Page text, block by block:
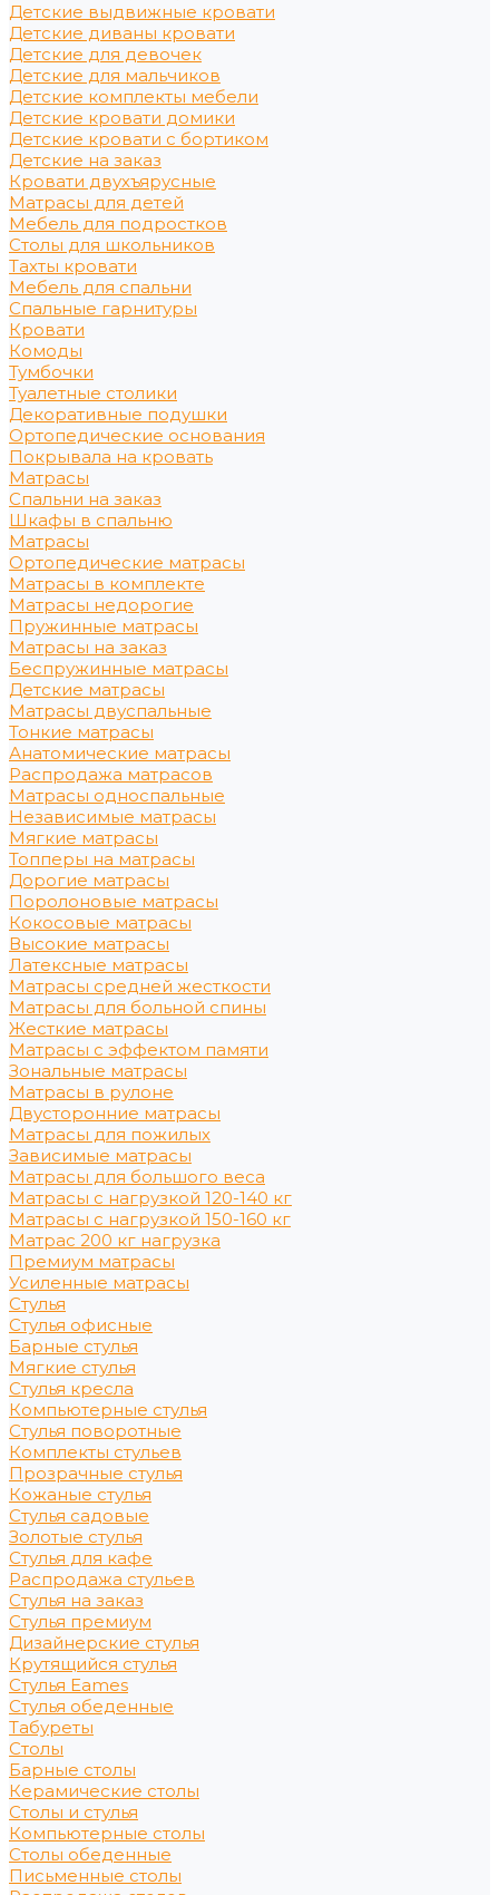
Детские выдвижные кровати
Детские диваны кровати
Детские для девочек
Детские для мальчиков
Детские комплекты мебели
Детские кровати домики
Детские кровати с бортиком
Детские на заказ
Кровати двухъярусные
Матрасы для детей
Мебель для подростков
Столы для школьников
Тахты кровати
Мебель для спальни
Спальные гарнитуры
Кровати
Комоды
Тумбочки
Туалетные столики
Декоративные подушки
Ортопедические основания
Покрывала на кровать
Матрасы
Спальни на заказ
Шкафы в спальню
Матрасы
Ортопедические матрасы
Матрасы в комплекте
Матрасы недорогие
Пружинные матрасы
Матрасы на заказ
Беспружинные матрасы
Детские матрасы
Матрасы двуспальные
Тонкие матрасы
Анатомические матрасы
Распродажа матрасов
Матрасы односпальные
Независимые матрасы
Мягкие матрасы
Топперы на матрасы
Дорогие матрасы
Поролоновые матрасы
Кокосовые матрасы
Высокие матрасы
Латексные матрасы
Матрасы средней жесткости
Матрасы для больной спины
Жесткие матрасы
Матрасы с эффектом памяти
Зональные матрасы
Матрасы в рулоне
Двусторонние матрасы
Матрасы для пожилых
Зависимые матрасы
Матрасы для большого веса
Матрасы с нагрузкой 120-140 кг
Матрасы с нагрузкой 150-160 кг
Матрас 200 кг нагрузка
Премиум матрасы
Усиленные матрасы
Стулья
Стулья офисные
Барные стулья
Мягкие стулья
Стулья кресла
Компьютерные стулья
Стулья поворотные
Комплекты стульев
Прозрачные стулья
Кожаные стулья
Стулья садовые
Золотые стулья
Стулья для кафе
Распродажа стульев
Стулья на заказ
Стулья премиум
Дизайнерские стулья
Крутящийся стулья
Стулья Eames
Стулья обеденные
Табуреты
Столы
Барные столы
Керамические столы
Столы и стулья
Компьютерные столы
Столы обеденные
Письменные столы